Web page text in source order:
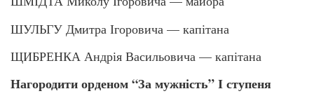
ШУЛЬГУ Дмитра Ігоровича — капітана
ЩИБРЕНКА Андрія Васильовича — капітана
Нагородити орденом “За мужність” І ступеня